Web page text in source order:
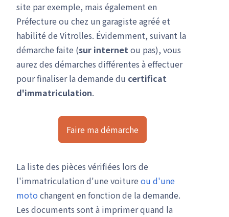
site par exemple, mais également en
Préfecture ou chez un garagiste agréé et
habilité de Vitrolles. Évidemment, suivant la
démarche faite (sur internetou pas), vous
aurez des démarches différentes à effectuer
pour finaliser la demande du certificat
d'immatriculation.
Faire ma démarche
La liste des pièces vérifiées lors de
l'immatriculation d'une voiture ou d'une
motochangent en fonction de la demande.
Les documents sont à imprimer quand la